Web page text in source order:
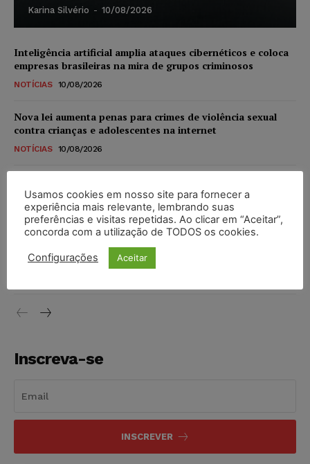
Karina Silvério - 10/08/2026
Inteligência artificial amplia ataques cibernéticos e coloca
empresas brasileiras na mira de grupos criminosos
NOTÍCIAS 10/08/2026
Nova lei aumenta penas para crimes de violência sexual
contra crianças e adolescentes na internet
NOTÍCIAS 10/08/2026
contribuição previdenciária
NOTÍCIAS 10/08/2026
Ex-marido de Maria da Penha é preso novamente por
descumprir medida protetiva
Inscreva-se
INSCREVER
Usamos cookies em nosso site para fornecer a
experiência mais relevante, lembrando suas
preferências e visitas repetidas. Ao clicar em “Aceitar”,
concorda com a utilização de TODOS os cookies.
Configurações Aceitar